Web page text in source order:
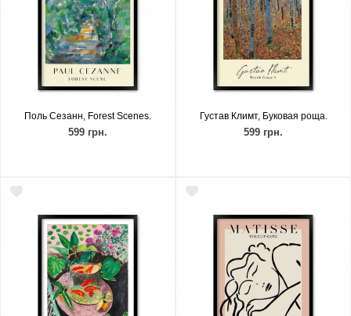
Поль Сезанн, Forest Scenes.
599 грн.
Густав Климт, Буковая роща.
599 грн.